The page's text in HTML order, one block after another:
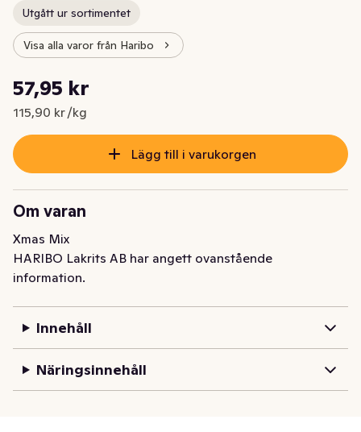
Utgått ur sortimentet
Visa alla varor från Haribo
Nuvarande pris är: 57,95 kr
57,95 kr
115,90 kr /kg
Styckpris: 115,90 kr /kg
Lägg till i varukorgen
Om varan
Xmas Mix
HARIBO Lakrits AB har angett ovanstående
information.
Innehåll
Näringsinnehåll